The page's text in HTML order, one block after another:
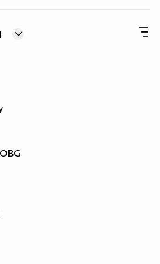
приятели :
Of Bulgaria Bass Team █ ▇ ▆
Logitech z2300
за домашно кино :)